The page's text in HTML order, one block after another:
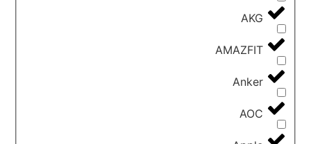
AKG
AMAZFIT
Anker
AOC